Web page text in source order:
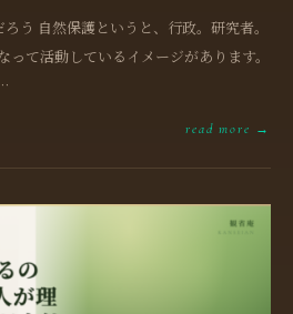
う 自然保護というと、行政。研究者。
て活動しているイメージがあります。
read more →